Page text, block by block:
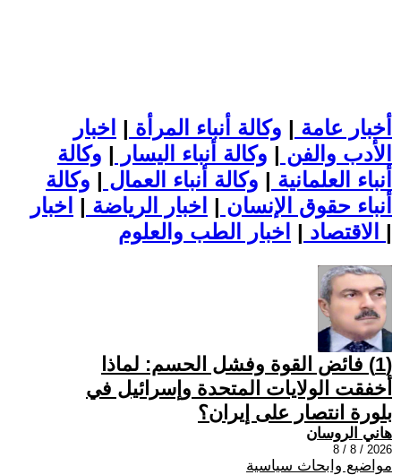
أخبار عامة | وكالة أنباء المرأة | اخبار
الأدب والفن | وكالة أنباء اليسار | وكالة
أنباء العلمانية | وكالة أنباء العمال | وكالة
أنباء حقوق الإنسان | اخبار الرياضة | اخبار
الاقتصاد | |
(1) فائض القوة وفشل الحسم: لماذا
أخفقت الولايات المتحدة وإسرائيل في
بلورة انتصار على إيران؟
هاني الروسان
2026 / 8 / 8
مواضيع وابحاث سياسية